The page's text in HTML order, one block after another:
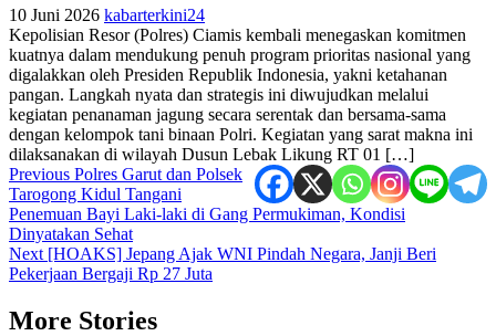
10 Juni 2026 kabarterkini24
Kepolisian Resor (Polres) Ciamis kembali menegaskan komitmen
kuatnya dalam mendukung penuh program prioritas nasional yang
digalakkan oleh Presiden Republik Indonesia, yakni ketahanan
pangan. Langkah nyata dan strategis ini diwujudkan melalui
kegiatan penanaman jagung secara serentak dan bersama-sama
dengan kelompok tani binaan Polri. Kegiatan yang sarat makna ini
dilaksanakan di wilayah Dusun Lebak Likung RT 01 […]
Post
navigation
Previous Polres Garut dan Polsek
Tarogong Kidul Tangani
Penemuan Bayi Laki-laki di Gang Permukiman, Kondisi
Dinyatakan Sehat
Next [HOAKS] Jepang Ajak WNI Pindah Negara, Janji Beri
Pekerjaan Bergaji Rp 27 Juta
More Stories